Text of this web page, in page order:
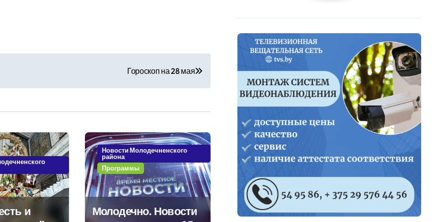
Гороскоп на 28 мая
и
Новости Молодечненского
района
Программы
Молодечно. Новости